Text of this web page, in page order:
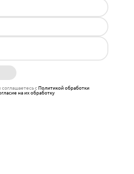
сПолитикой обработки
на их обработку